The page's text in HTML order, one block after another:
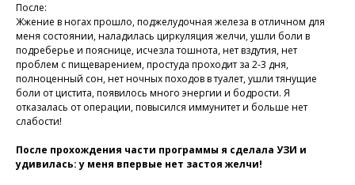
После:
Жжение в ногах прошло, поджелудочная железа в отличном для
меня состоянии, наладилась циркуляция желчи, ушли боли в
подреберье и пояснице, исчезла тошнота, нет вздутия, нет
проблем с пищеварением, простуда проходит за 2-3 дня,
полноценный сон, нет ночных походов в туалет, ушли тянущие
боли от цистита, появилось много энергии и бодрости. Я
отказалась от операции, повысился иммунитет и больше нет
слабости!
После прохождения части программы я сделала УЗИ и
удивилась: у меня впервые нет застоя желчи!
Присоединяйтесь к
нашей программе, чтобы
восстановить здоровье
поликлинику